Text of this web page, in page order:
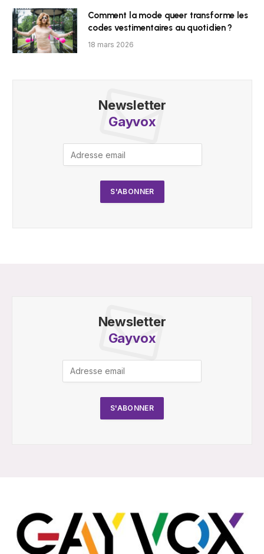
Comment la mode queer transforme les
codes vestimentaires au quotidien ?
18 mars 2026
Newsletter
Gayvox
Newsletter
Gayvox